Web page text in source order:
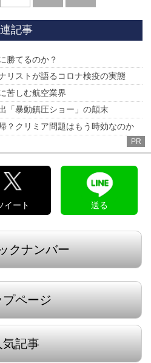
へ
記事
勝てるのか？
リストが語るコロナ検疫の実態
苦しむ航空業界
「暴動鎮圧ショー」の顛末
？クリミア問題はもう時効なのか
PR
イート 送る
クナンバー
プページ
気記事